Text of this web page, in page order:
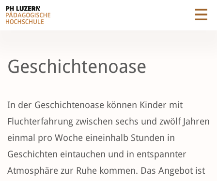
Geschichtenoase
In der Geschichtenoase können Kinder mit
Fluchterfahrung zwischen sechs und zwölf Jahren
einmal pro Woche eineinhalb Stunden in
Geschichten eintauchen und in entspannter
Atmosphäre zur Ruhe kommen. Das Angebot ist